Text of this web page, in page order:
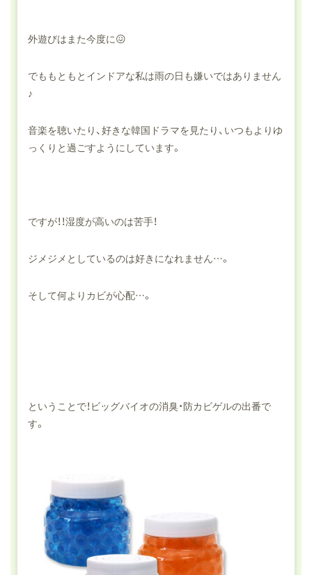
外遊びはまた今度に😖
でももともとインドアな私は雨の日も嫌いではありません
♪
音楽を聴いたり、好きな韓国ドラマを見たり、いつもよりゆ
っくりと過ごすようにしています。
ですが！！湿度が高いのは苦手！
ジメジメとしているのは好きになれません…。
そして何よりカビが心配…。
ということで！ビッグバイオの消臭・防カビゲルの出番で
す。